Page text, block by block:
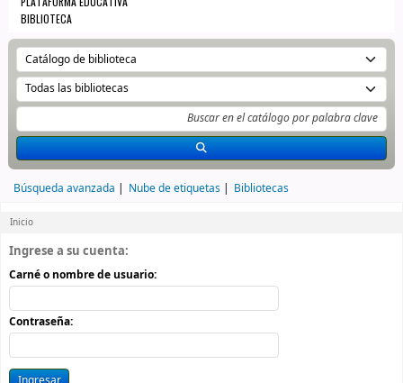
BIBLIOTECA
Búsqueda avanzada Nube de etiquetas Bibliotecas
Inicio
Inicio
Ingrese a su cuenta:
Carné o nombre de usuario:
Contraseña: